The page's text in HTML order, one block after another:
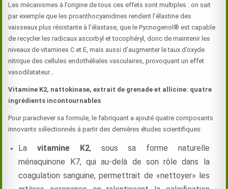
Les mécanismes à l’origine de tous ces effets sont multiples : on sait
par exemple que les proanthocyanidines rendent l’élastine des
vaisseaux plus résistante à l’élastase, que le Pycnogenol® est capable
de recycler les radicaux ascorbyl et tocophéryl, donc de maintenir les
niveaux de vitamines C et E, mais aussi d’augmenter le taux d’oxyde
nitrique des cellules endothéliales vasculaires, provoquant un effet
vasodilatateur…
Vitamine K2, nattokinase, extrait de grenade et allicine: quatre
ingrédients incontournables
Pour parachever sa formule, le fabriquant a ajouté quatre composants
innovants sélectionnés à partir des dernières études scientifiques:
Lavitamine K2, sous sa forme naturelle
ménaquinone K7, qui au-delà de son rôle dans la
coagulation sanguine, permettrait de «nettoyer» les